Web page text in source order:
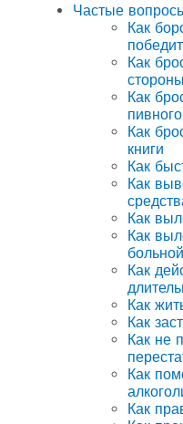
Частые
Как
Как
Как
Как
книги
Как
Как
Как
Как
Как
Как
Как
Как не
Как
Как